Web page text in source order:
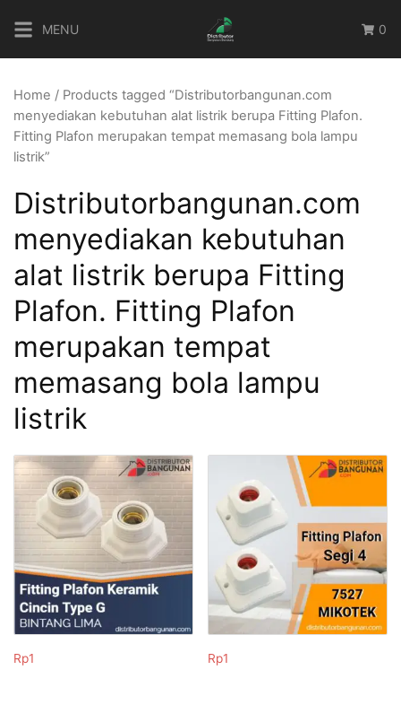
content
MENU 0
Home / Products tagged “Distributorbangunan.com
menyediakan kebutuhan alat listrik berupa Fitting Plafon.
Fitting Plafon merupakan tempat memasang bola lampu
listrik”
Distributorbangunan.com
menyediakan kebutuhan
alat listrik berupa Fitting
Plafon. Fitting Plafon
merupakan tempat
memasang bola lampu
listrik
Rp1 Rp1